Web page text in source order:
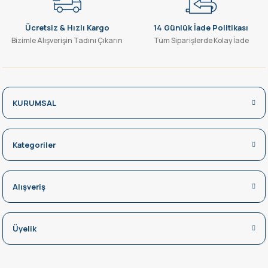
Ücretsiz & Hızlı Kargo
Bizimle Alışverişin Tadını Çıkarın
14 Günlük İade Politikası
Tüm Siparişlerde Kolay İade
KURUMSAL
Kategoriler
Alışveriş
Üyelik